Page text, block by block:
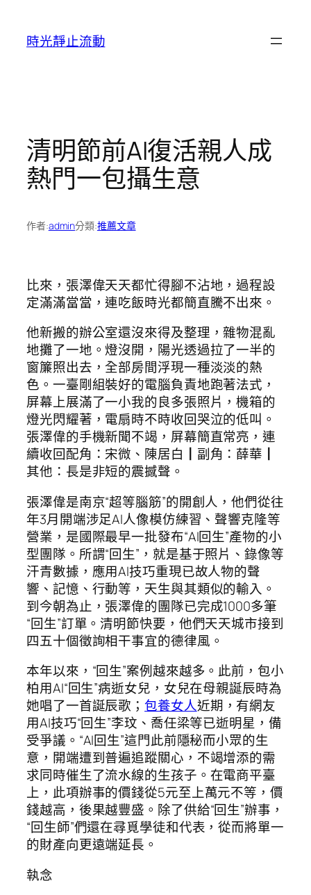
時光靜止流動
清明節前AI復活親人成
熱門一包攝生意
作者:admin分類:推薦文章
比來，張澤偉天天都忙得腳不沾地，過程設
定滿滿當當，連吃飯時光都簡直騰不出來。
他新搬的辦公室還沒來得及整理，雜物混亂
地攤了一地。燈沒開，陽光透過拉了一半的
窗簾照出去，全部房間浮現一種淡淡的熱
色。一臺剛組裝好的電腦負責地跑著法式，
屏幕上展滿了一小我的良多張照片，機箱的
燈光閃耀著，電扇時不時收回哭泣的低叫。
張澤偉的手機新聞不竭，屏幕簡直常亮，連
續收回配角：宋微、陳居白┃副角：薛華┃
其他：長是非短的震撼聲。
張澤偉是南京“超等腦筋”的開創人，他們從往
年3月開端涉足AI人像模仿練習、聲響克隆等
營業，是國際最早一批發布“AI回生”產物的小
型團隊。所謂“回生”，就是基于照片、錄像等
汗青數據，應用AI技巧重現已故人物的聲
響、記憶、行動等，天生與其類似的輸入。
到今朝為止，張澤偉的團隊已完成1000多筆
“回生”訂單。清明節快要，他們天天城市接到
四五十個徵詢相干事宜的德律風。
本年以來，“回生”案例越來越多。此前，包小
柏用AI“回生”病逝女兒，女兒在母親誕辰時為
她唱了一首誕辰歌；包養女人近期，有網友
用AI技巧“回生”李玟、喬任梁等已逝明星，備
受爭議。“AI回生”這門此前隱秘而小眾的生
意，開端遭到普遍追蹤關心，不竭增添的需
求同時催生了流水線的生孩子。在電商平臺
上，此項辦事的價錢從5元至上萬元不等，價
錢越高，後果越豐盛。除了供給“回生”辦事，
“回生師”們還在尋覓學徒和代表，從而將單一
的財產向更遠端延長。
執念